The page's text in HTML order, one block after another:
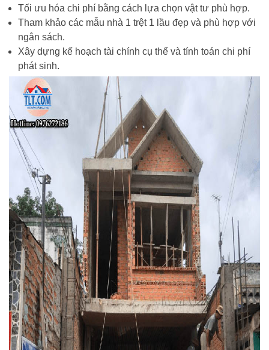
Tối ưu hóa chi phí bằng cách lựa chọn vật tư phù hợp.
Tham khảo các mẫu nhà 1 trệt 1 lầu đẹp và phù hợp với
ngân sách.
Xây dựng kế hoạch tài chính cụ thể và tính toán chi phí
phát sinh.